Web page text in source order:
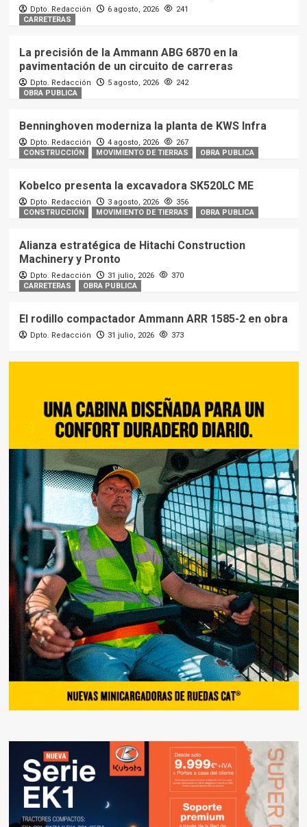
Dpto. Redacción 6 agosto, 2026
241
CARRETERAS
La precisión de la Ammann ABG 6870 en la
pavimentación de un circuito de carreras
Dpto. Redacción 5 agosto, 2026
242
OBRA PUBLICA
Benninghoven moderniza la planta de KWS Infra
Dpto. Redacción 4 agosto, 2026
267
CONSTRUCCIÓN
MOVIMIENTO DE TIERRAS OBRA PUBLICA
Kobelco presenta la excavadora SK520LC ME
Dpto. Redacción 3 agosto, 2026
356
CONSTRUCCIÓN
MOVIMIENTO DE TIERRAS OBRA PUBLICA
Alianza estratégica de Hitachi Construction
Machinery y Pronto
Dpto. Redacción 31 julio, 2026
370
CARRETERAS
OBRA PUBLICA
El rodillo compactador Ammann ARR 1585-2 en obra
Dpto. Redacción 31 julio, 2026 373